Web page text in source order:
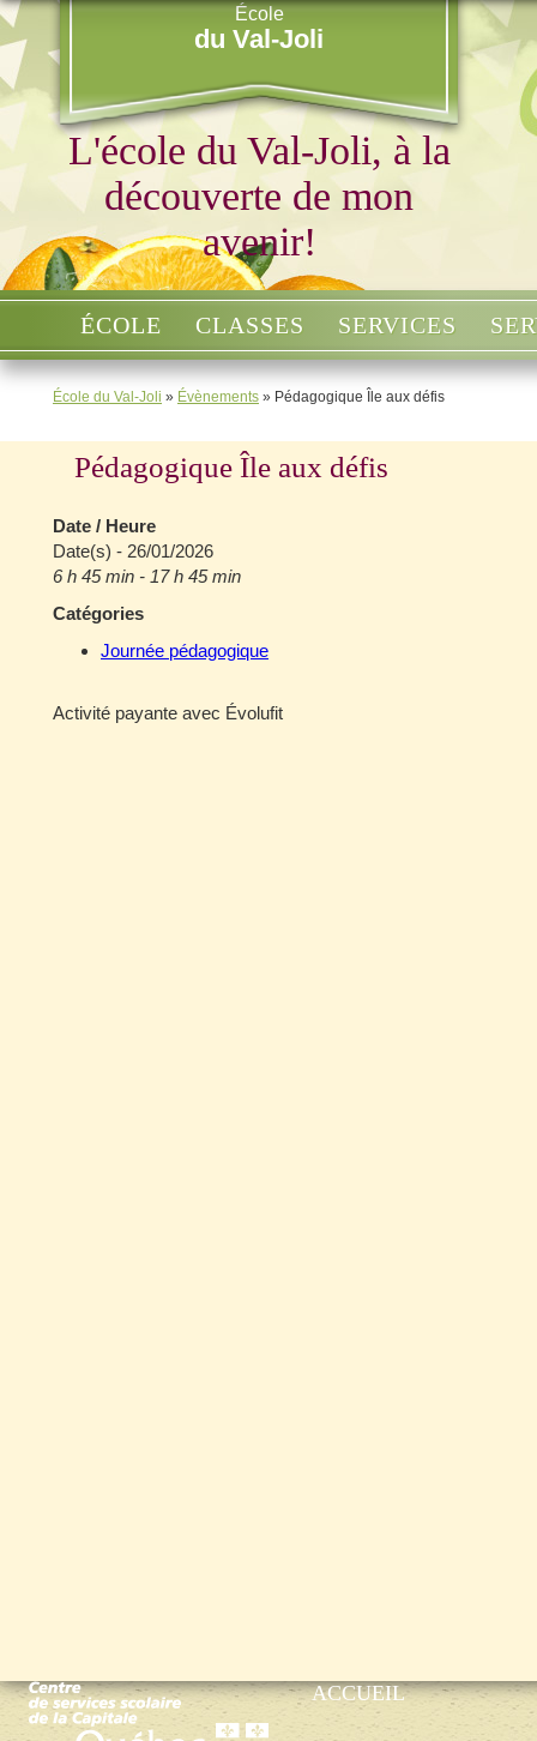
École
du Val-Joli
L'école du Val-Joli, à la
découverte de mon
avenir!
ÉCOLE CLASSES SERVICES
École du Val-Joli » Évènements » Pédagogique Île aux défis
Pédagogique Île aux défis
Date / Heure
Date(s) - 26/01/2026
6 h 45 min - 17 h 45 min
Catégories
Journée pédagogique
Activité payante avec Évolufit
ACCUEIL